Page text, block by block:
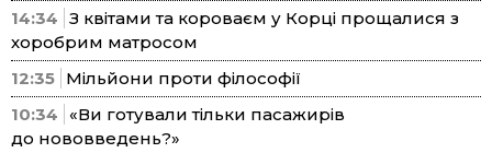
14:34 З квітами та короваєм у Корці прощалися з
хоробрим матросом
12:35 Мільйони проти філософії
10:34
«Ви готували тільки пасажирів
до нововведень?»